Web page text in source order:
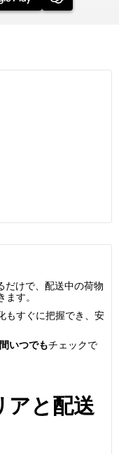
だけで、配送中の荷物
す。
もすぐに把握でき、安
いつでもチェックで
アと配送